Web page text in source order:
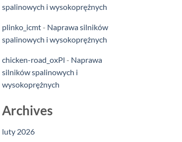
spalinowych i wysokoprężnych
plinko_icmt- Naprawa silników
spalinowych i wysokoprężnych
chicken-road_oxPl - Naprawa
silników spalinowych i
wysokoprężnych
Archives
luty 2026